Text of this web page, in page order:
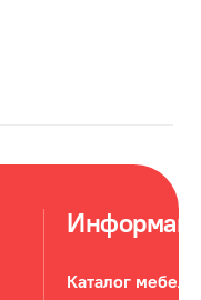
Каталог мебели